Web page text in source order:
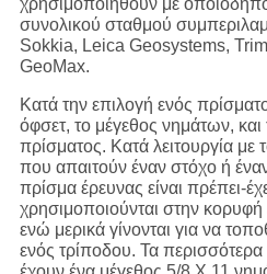
χρησιμοποιηθούν με
συνολικού σταθμού
Sokkia, Leica Geosystems,
GeoMax.
Κατά την επιλογή ενός
όφσετ, το μέγεθος νημάτων, και
πρίσματος. Κατά λειτουργία με
που απαιτούν έναν στόχο ή
πρίσμα έρευνας είναι πρέπει-
χρησιμοποιούνται στην
ενώ μερικά γίνονται για να
ενός τρίποδου. Τα